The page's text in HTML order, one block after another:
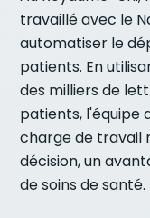
travaillé avec le
automatiser le
patients. En
des milliers de
patients, l'équipe
charge de travail
décision, un
de soins de santé.